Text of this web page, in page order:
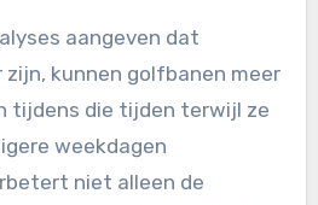
aangeven dat
kunnen golfbanen meer
tijdens die tijden terwijl ze
weekdagen
niet alleen de